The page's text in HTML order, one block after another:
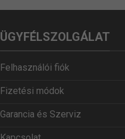
ÜGYFÉLSZOLGÁLAT
Felhasználói fiók
Fizetési módok
Garancia és Szerviz